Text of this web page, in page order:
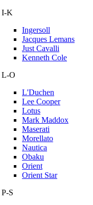
I-K
Ingersoll
Jacques Lemans
Just Cavalli
Kenneth Cole
L-O
L'Duchen
Lee Cooper
Lotus
Mark Maddox
Maserati
Morellato
Nautica
Obaku
Orient
Orient Star
P-S